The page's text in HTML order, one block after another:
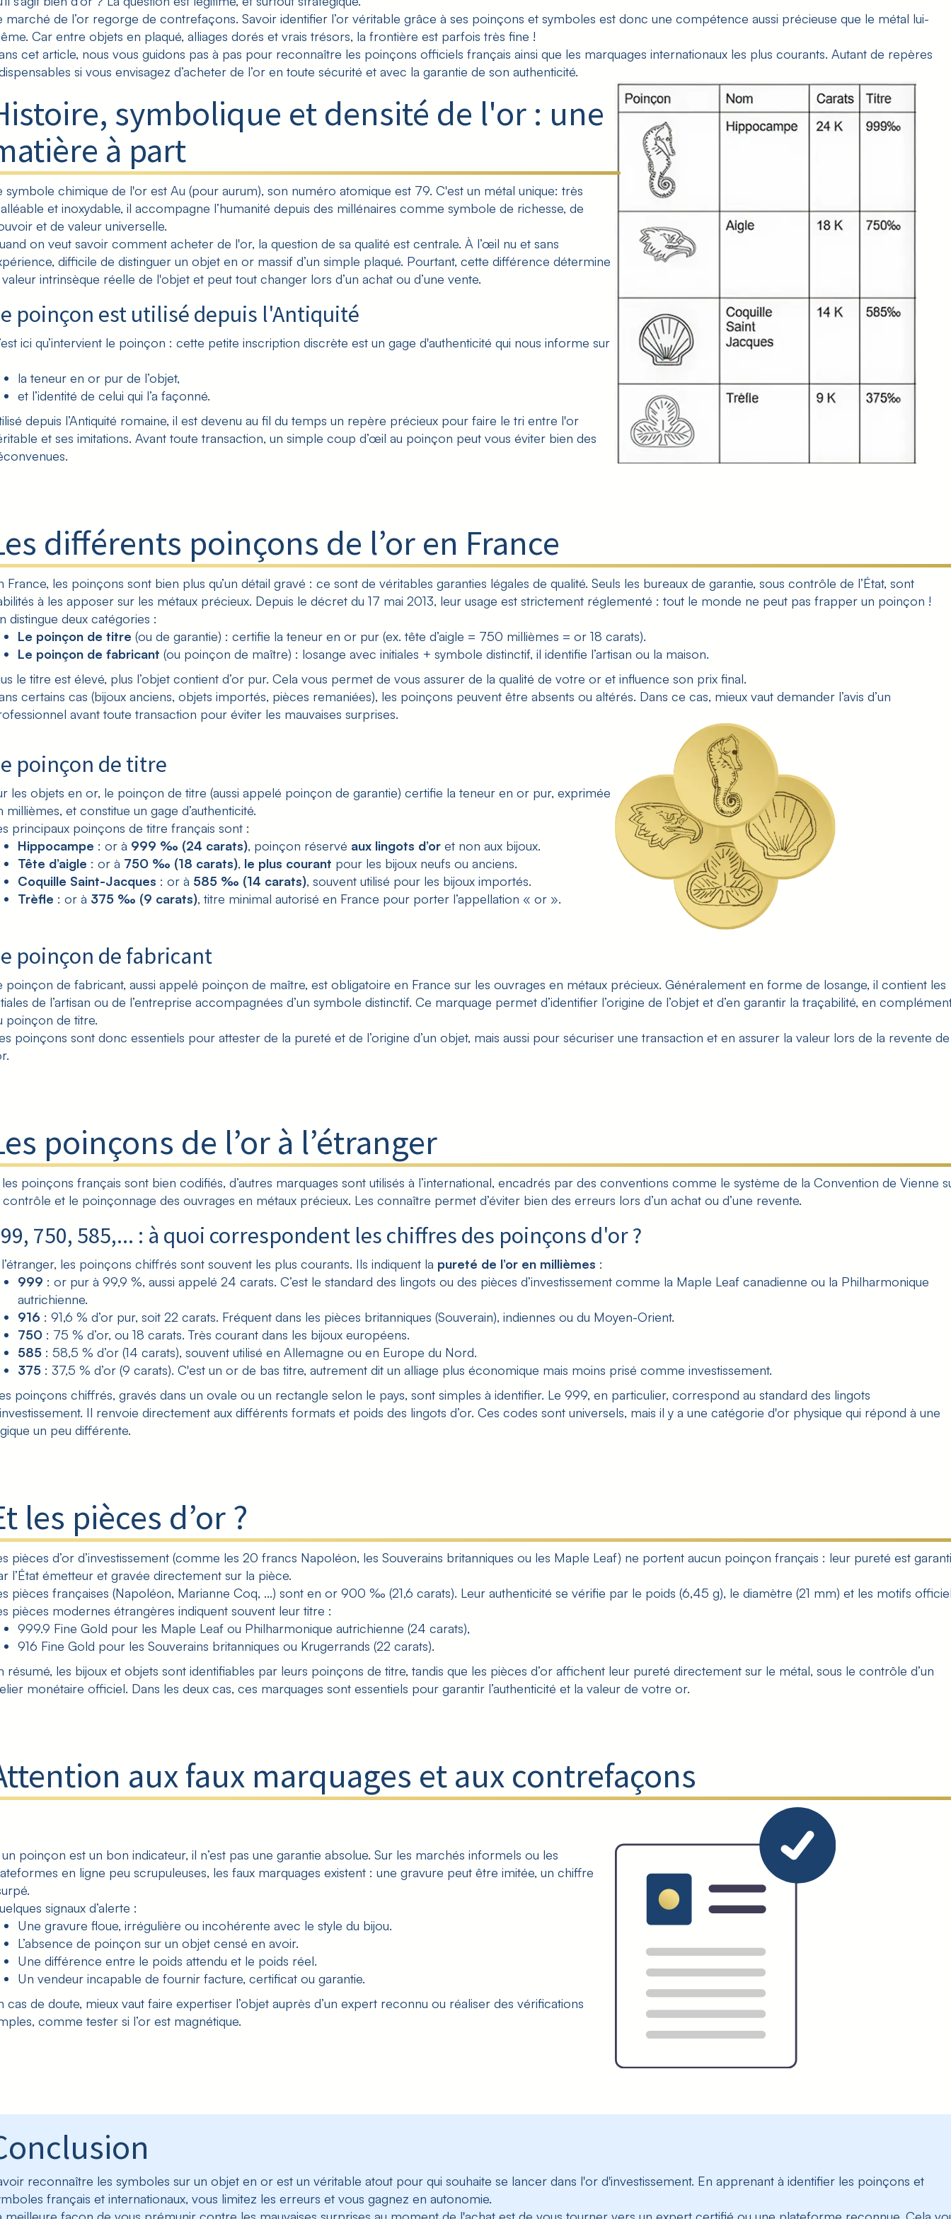
5 -
6 -
marché de l’or regorge de contrefaçons. Savoir identifier l’or véritable grâce à ses poinçons et symboles est donc une compétence aussi précieuse que le métal lui-
Car entre objets en plaqué, alliages dorés et vrais trésors, la frontière est parfois très fine !
cet article, nous vous guidons pas à pas pour reconnaître les poinçons officiels français ainsi que les marquages internationaux les plus courants. Autant de repères
si vous envisagez d’acheter de l’or en toute sécurité et avec la garantie de son authenticité.
symbolique et densité de l'or : une
à part
symbole chimique de l'or est Au (pour aurum), son numéro atomique est 79. C'est un métal unique: très
et inoxydable, il accompagne l’humanité depuis des millénaires comme symbole de richesse, de
et de valeur universelle.
on veut savoir comment acheter de l'or, la question de sa qualité est centrale. À l’œil nu et sans
difficile de distinguer un objet en or massif d’un simple plaqué. Pourtant, cette différence détermine
intrinsèque réelle de l'objet et peut tout changer lors d’un achat ou d’une vente.
poinçon est utilisé depuis l'Antiquité
ici qu’intervient le poinçon : cette petite inscription discrète est un gage d'authenticité qui nous informe sur
la teneur en or pur de l’objet,
et l’identité de celui qui l’a façonné.
depuis l’Antiquité romaine, il est devenu au fil du temps un repère précieux pour faire le tri entre l'or
et ses imitations. Avant toute transaction, un simple coup d’œil au poinçon peut vous éviter bien des
différents poinçons de l’or en France
France, les poinçons sont bien plus qu’un détail gravé : ce sont de véritables garanties légales de qualité. Seuls les bureaux de garantie, sous contrôle de l’État, sont
à les apposer sur les métaux précieux. Depuis le décret du 17 mai 2013, leur usage est strictement réglementé : tout le monde ne peut pas frapper un poinçon !
distingue deux catégories :
Le poinçon de titre (ou de garantie) : certifie la teneur en or pur (ex. tête d’aigle = 750 millièmes = or 18 carats).
Le poinçon de fabricant (ou poinçon de maître) : losange avec initiales + symbole distinctif, il identifie l’artisan ou la maison.
le titre est élevé, plus l’objet contient d’or pur. Cela vous permet de vous assurer de la qualité de votre or et influence son prix final.
certains cas (bijoux anciens, objets importés, pièces remaniées), les poinçons peuvent être absents ou altérés. Dans ce cas, mieux vaut demander l’avis d’un
avant toute transaction pour éviter les mauvaises surprises.
poinçon de titre
les objets en or, le poinçon de titre (aussi appelé poinçon de garantie) certifie la teneur en or pur, exprimée
millièmes, et constitue un gage d’authenticité.
principaux poinçons de titre français sont :
Hippocampe : or à 999 ‰ (24 carats), poinçon réservé aux lingots d’or et non aux bijoux.
Tête d’aigle : or à 750 ‰ (18 carats), le plus courant pour les bijoux neufs ou anciens.
Coquille Saint-Jacques : or à 585 ‰ (14 carats), souvent utilisé pour les bijoux importés.
Trèfle : or à 375 ‰ (9 carats), titre minimal autorisé en France pour porter l’appellation « or ».
poinçon de fabricant
poinçon de fabricant, aussi appelé poinçon de maître, est obligatoire en France sur les ouvrages en métaux précieux. Généralement en forme de losange, il contient les
de l’artisan ou de l’entreprise accompagnées d’un symbole distinctif. Ce marquage permet d’identifier l’origine de l’objet et d’en garantir la traçabilité, en
poinçon de titre.
poinçons sont donc essentiels pour attester de la pureté et de l’origine d’un objet, mais aussi pour sécuriser une transaction et en assurer la valeur lors de la revente de
.
poinçons de l’or à l’étranger
les poinçons français sont bien codifiés, d’autres marquages sont utilisés à l’international, encadrés par des conventions comme le système de la Convention de Vienne
contrôle et le poinçonnage des ouvrages en métaux précieux. Les connaître permet d’éviter bien des erreurs lors d’un achat ou d’une revente.
750, 585,... : à quoi correspondent les chiffres des poinçons d'or ?
les poinçons chiffrés sont souvent les plus courants. Ils indiquent la pureté de l’or en millièmes :
999 : or pur à 99,9 %, aussi appelé 24 carats. C’est le standard des lingots ou des pièces d’investissement comme la Maple Leaf canadienne ou la Philharmonique
autrichienne.
916 : 91,6 % d’or pur, soit 22 carats. Fréquent dans les pièces britanniques (Souverain), indiennes ou du Moyen-Orient.
750 : 75 % d’or, ou 18 carats. Très courant dans les bijoux européens.
585 : 58,5 % d’or (14 carats), souvent utilisé en Allemagne ou en Europe du Nord.
375 : 37,5 % d’or (9 carats). C'est un or de bas titre, autrement dit un alliage plus économique mais moins prisé comme investissement.
poinçons chiffrés, gravés dans un ovale ou un rectangle selon le pays, sont simples à identifier. Le 999, en particulier, correspond au standard des lingots
Il renvoie directement aux différents formats et poids des lingots d’or. Ces codes sont universels, mais il y a une catégorie d'or physique qui répond à une
un peu différente.
les pièces d’or ?
pièces d’or d’investissement (comme les 20 francs Napoléon, les Souverains britanniques ou les Maple Leaf) ne portent aucun poinçon français : leur pureté est
l’État émetteur et gravée directement sur la pièce.
pièces françaises (Napoléon, Marianne Coq, ...) sont en or 900 ‰ (21,6 carats). Leur authenticité se vérifie par le poids (6,45 g), le diamètre (21 mm) et les motifs
pièces modernes étrangères indiquent souvent leur titre :
999.9 Fine Gold pour les Maple Leaf ou Philharmonique autrichienne (24 carats),
916 Fine Gold pour les Souverains britanniques ou Krugerrands (22 carats).
résumé, les bijoux et objets sont identifiables par leurs poinçons de titre, tandis que les pièces d’or affichent leur pureté directement sur le métal, sous le contrôle d’un
monétaire officiel. Dans les deux cas, ces marquages sont essentiels pour garantir l’authenticité et la valeur de votre or.
aux faux marquages et aux contrefaçons
un poinçon est un bon indicateur, il n’est pas une garantie absolue. Sur les marchés informels ou les
en ligne peu scrupuleuses, les faux marquages existent : une gravure peut être imitée, un chiffre
signaux d’alerte :
Une gravure floue, irrégulière ou incohérente avec le style du bijou.
L’absence de poinçon sur un objet censé en avoir.
Une différence entre le poids attendu et le poids réel.
Un vendeur incapable de fournir facture, certificat ou garantie.
cas de doute, mieux vaut faire expertiser l’objet auprès d’un expert reconnu ou réaliser des vérifications
comme tester si l’or est magnétique.
reconnaître les symboles sur un objet en or est un véritable atout pour qui souhaite se lancer dans l'or d'investissement. En apprenant à identifier les poinçons et
français et internationaux, vous limitez les erreurs et vous gagnez en autonomie.